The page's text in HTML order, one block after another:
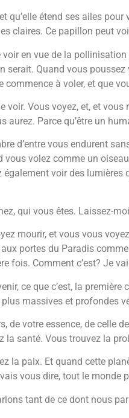
qu’elle étend ses ailes
claires. Ce papillon peut
en vue de la
Quand vous
à voler, et que
voir. Vous voyez, et, et
Parce qu’être un
d’entre vous endurent
vous volez comme un
voir des
qui vous êtes. Laissez-
mourir, et vous vous
portes du Paradis
fois. Comment c’est? Je
ce que c’est, la
massives et profondes
de votre essence, de
santé. Vous trouvez la
la paix. Et quand cette
vous dire, tout le monde
tant de ce dont nous